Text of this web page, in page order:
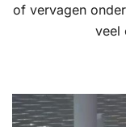
of vervagen
veel